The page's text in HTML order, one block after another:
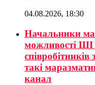
04.08.2026, 18:30
Начальники
можливості ШІ
співробітників
такі
канал